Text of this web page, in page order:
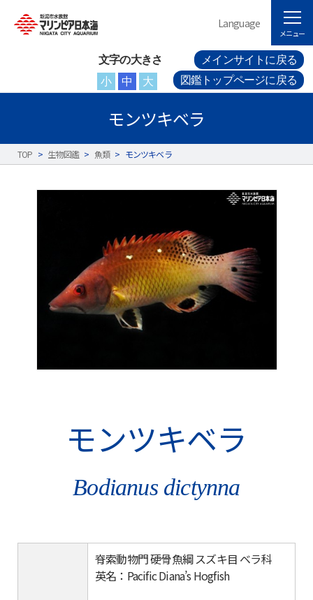
文字の大きさ
小
中 大
メインサイトに戻る
図鑑トップページに戻る
Language
メニュー
モンツキベラ
TOP > 生物図鑑 > 魚類 > モンツキベラ
モンツキベラ
Bodianus dictynna
脊索動物門 硬骨魚綱 スズキ目 ベラ科
英名：Pacific Diana’s Hogfish